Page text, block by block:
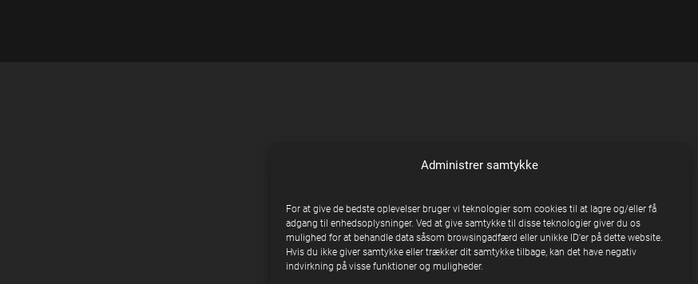
Administrer samtykke
For at give de bedste oplevelser bruger vi teknologier som cookies til at lagre og/eller få
adgang til enhedsoplysninger. Ved at give samtykke til disse teknologier giver du os
mulighed for at behandle data såsom browsingadfærd eller unikke ID'er på dette website.
Hvis du ikke giver samtykke eller trækker dit samtykke tilbage, kan det have negativ
indvirkning på visse funktioner og muligheder.